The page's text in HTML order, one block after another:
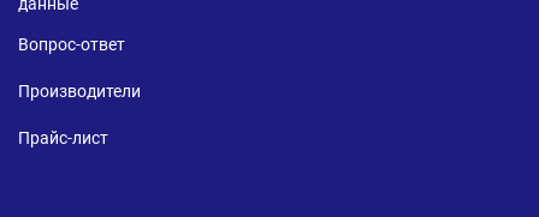
Вопрос-ответ
Производители
Прайс-лист